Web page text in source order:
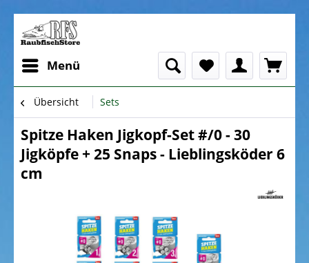
Menü
Übersicht Sets
Spitze Haken Jigkopf-Set #/0 - 30
Jigköpfe + 25 Snaps - Lieblingsköder 6
cm